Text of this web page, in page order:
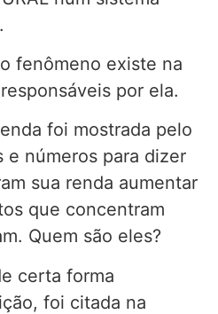
fenômeno existe na
por ela.
foi mostrada pelo
e números para dizer
sua renda aumentar
que concentram
Quem são eles?
certa forma
foi citada na